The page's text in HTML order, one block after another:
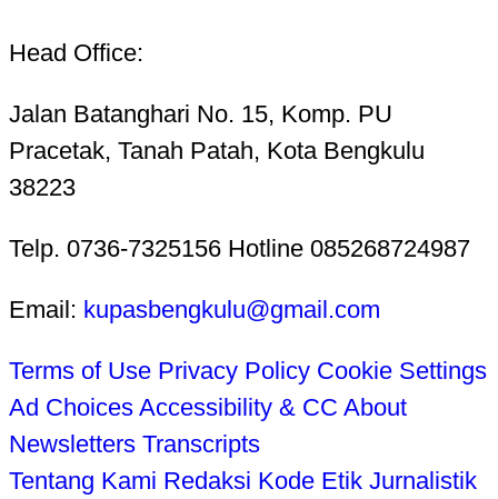
Head Office:
Jalan Batanghari No. 15, Komp. PU
Pracetak, Tanah Patah, Kota Bengkulu
38223
Telp. 0736-7325156 Hotline 085268724987
Email: kupasbengkulu@gmail.com
Terms of Use Privacy Policy Cookie Settings
Ad Choices Accessibility & CC About
Newsletters Transcripts
Tentang Kami Redaksi Kode Etik Jurnalistik